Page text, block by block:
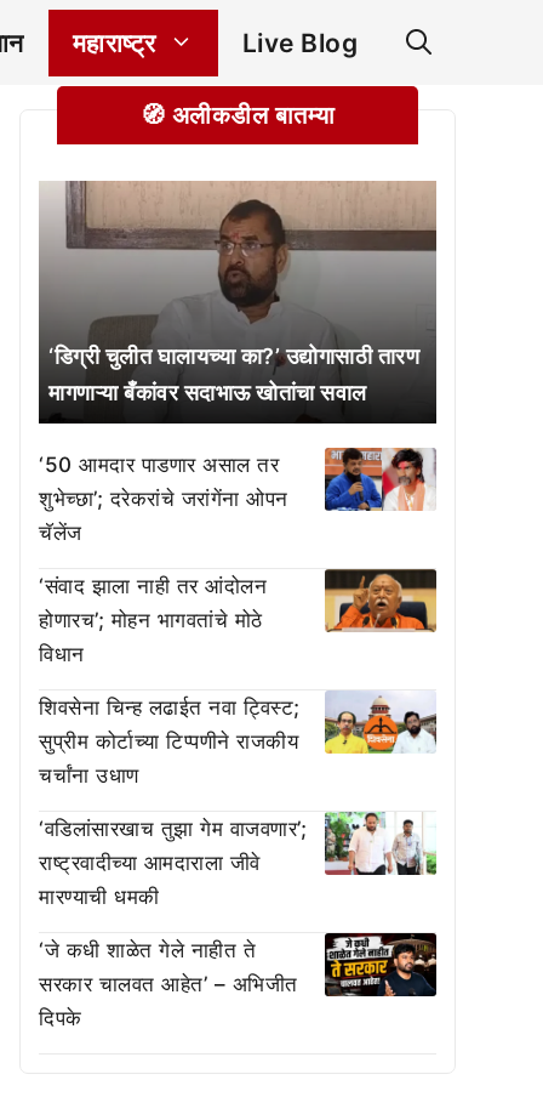
महाराष्ट्र Live Blog
🧭 अलीकडील बातम्या
‘डिग्री चुलीत घालायच्या का?’ उद्योगासाठी तारण
मागणाऱ्या बँकांवर सदाभाऊ खोतांचा सवाल
‘50 आमदार पाडणार असाल तर
शुभेच्छा’; दरेकरांचे जरांगेंना ओपन
चॅलेंज
‘संवाद झाला नाही तर आंदोलन
होणारच’; मोहन भागवतांचे मोठे
विधान
शिवसेना चिन्ह लढाईत नवा ट्विस्ट;
सुप्रीम कोर्टाच्या टिप्पणीने राजकीय
चर्चांना उधाण
‘वडिलांसारखाच तुझा गेम वाजवणार’;
राष्ट्रवादीच्या आमदाराला जीवे
मारण्याची धमकी
‘जे कधी शाळेत गेले नाहीत ते
सरकार चालवत आहेत’ – अभिजीत
दिपके